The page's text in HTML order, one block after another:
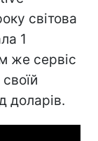
світова
1
же сервіс
доларів.